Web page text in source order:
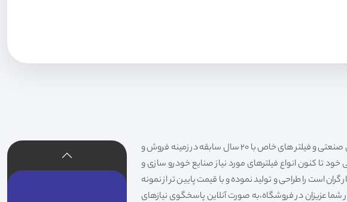
فیلتر شکری تهیه و توزیع کننده انواع فیلتر خودروهای سواری،سنگین،راهسازی و دستگاه های صنعتی و فیلتر های خاص با 20 سال سابقه در زمینه فروش و
تا کنون انواع فیلترهای مورد نیاز صنایع خودرو سازی و
است را طراحی و تولید نموده و با قیمت پایین تر از نمونه
شما عزیزان در فروشگاه،به صورت آنلاین پاسخگوی نیازهای